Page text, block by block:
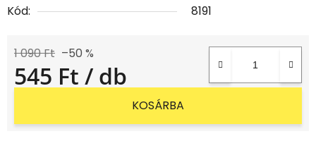
Kód:
8191
1 090 Ft –50 %
545 Ft / db
KOSÁRBA